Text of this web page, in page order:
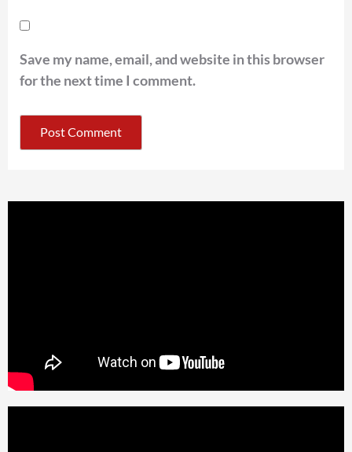
Save my name, email, and website in this browser
for the next time I comment.